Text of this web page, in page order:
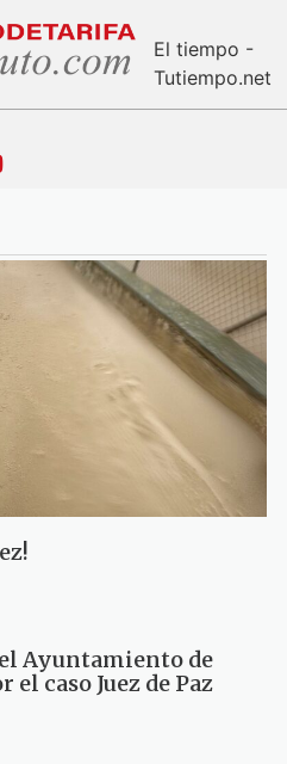
El tiempo -
Tutiempo.net
Ayuntamiento de
caso Juez de Paz